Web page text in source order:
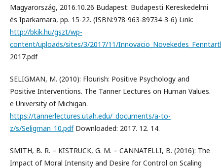
Magyarország, 2016.10.26 Budapest: Budapesti Kereskedelmi
és Iparkamara, pp. 15-22. (ISBN:978-963-89734-3-6) Link:
http://bkik.hu/gszt/wp-
content/uploads/sites/3/2017/11/
2017.pdf
SELIGMAN, M. (2010): Flourish: Positive Psychology and
Positive Interventions. The Tanner Lectures on Human Values.
e University of Michigan.
https://tannerlectures.utah.edu/_documents/a-to-
z/s/Seligman_10.pdfDownloaded: 2017. 12. 14.
SMITH, B. R. – KISTRUCK, G. M. – CANNATELLI, B. (2016): The
Impact of Moral Intensity and Desire for Control on Scaling